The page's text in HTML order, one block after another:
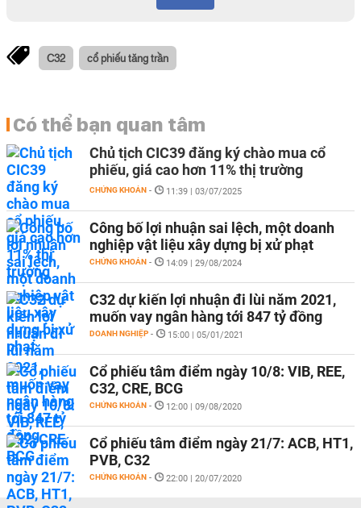
C32 cổ phiếu tăng trần
Có thể bạn quan tâm
Chủ tịch CIC39 đăng ký chào mua cổ
phiếu, giá cao hơn 11% thị trường
CHỨNG KHOÁN - 11:39 | 03/07/2025
Công bố lợi nhuận sai lệch, một doanh
nghiệp vật liệu xây dựng bị xử phạt
CHỨNG KHOÁN - 14:09 | 29/08/2024
C32 dự kiến lợi nhuận đi lùi năm 2021,
muốn vay ngân hàng tới 847 tỷ đồng
DOANH NGHIỆP - 15:00 | 05/01/2021
Cổ phiếu tâm điểm ngày 10/8: VIB, REE,
C32, CRE, BCG
CHỨNG KHOÁN - 12:00 | 09/08/2020
Cổ phiếu tâm điểm ngày 21/7: ACB, HT1,
PVB, C32
CHỨNG KHOÁN - 22:00 | 20/07/2020